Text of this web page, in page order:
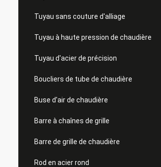
Tuyau sans couture d'alliage
Tuyau à haute pression de chaudière
Tuyau d'acier de précision
Boucliers de tube de chaudière
Buse d'air de chaudière
Barre à chaînes de grille
Barre de grille de chaudière
Rod en acier rond